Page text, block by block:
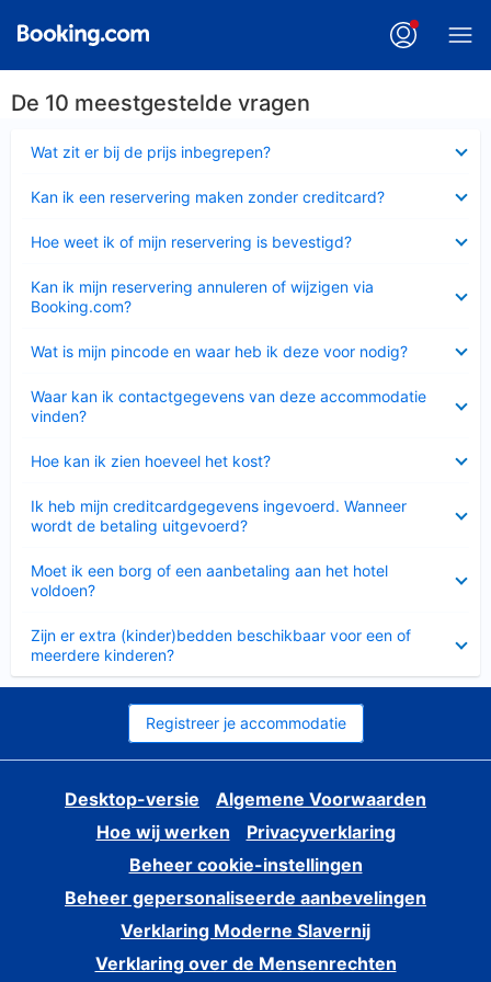
De 10 meestgestelde vragen
Wat zit er bij de prijs inbegrepen?
Kan ik een reservering maken zonder creditcard?
Hoe weet ik of mijn reservering is bevestigd?
Kan ik mijn reservering annuleren of wijzigen via
Booking.com?
Wat is mijn pincode en waar heb ik deze voor nodig?
Waar kan ik contactgegevens van deze accommodatie
vinden?
Hoe kan ik zien hoeveel het kost?
Ik heb mijn creditcardgegevens ingevoerd. Wanneer
wordt de betaling uitgevoerd?
Moet ik een borg of een aanbetaling aan het hotel
voldoen?
Zijn er extra (kinder)bedden beschikbaar voor een of
meerdere kinderen?
Registreer je accommodatie
Desktop-versie
Algemene Voorwaarden
Hoe wij werken
Privacyverklaring
Beheer cookie-instellingen
Beheer gepersonaliseerde aanbevelingen
Verklaring Moderne Slavernij
Verklaring over de Mensenrechten